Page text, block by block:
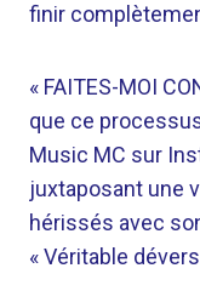
finir
« FAITES-MOI
que ce
Music MC sur
juxtaposant une
hérissés avec
« Véritable